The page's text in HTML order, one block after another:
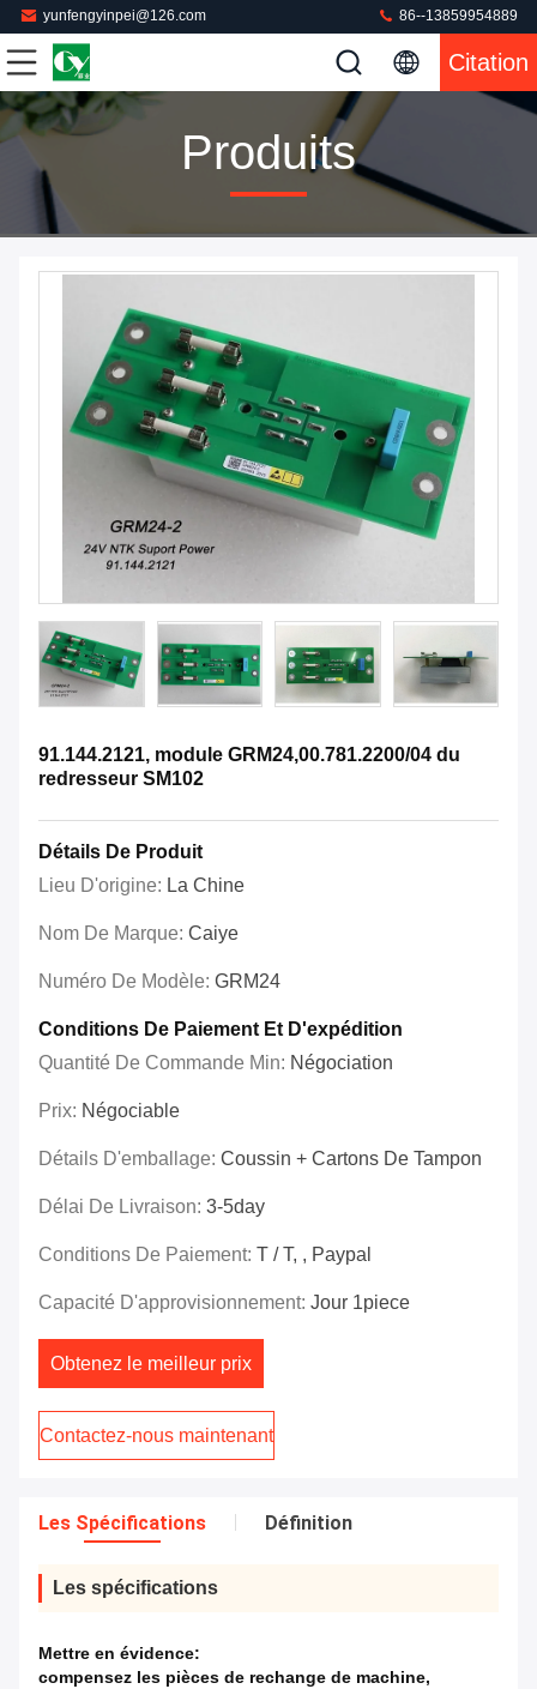
yunfengyinpei@126.com 86--13859954889
Citation
Produits
91.144.2121, module GRM24,00.781.2200/04 du
redresseur SM102
Détails De Produit
Lieu D'origine: La Chine
Nom De Marque: Caiye
Numéro De Modèle: GRM24
Conditions De Paiement Et D'expédition
Quantité De Commande Min: Négociation
Prix: Négociable
Détails D'emballage: Coussin + Cartons De Tampon
Délai De Livraison: 3-5day
Conditions De Paiement: T / T, , Paypal
Capacité D'approvisionnement: Jour 1piece
Obtenez le meilleur prix
Contactez-nous maintenant
Les Spécifications Définition
Les spécifications
Mettre en évidence:
compensez les pièces de rechange de machine,